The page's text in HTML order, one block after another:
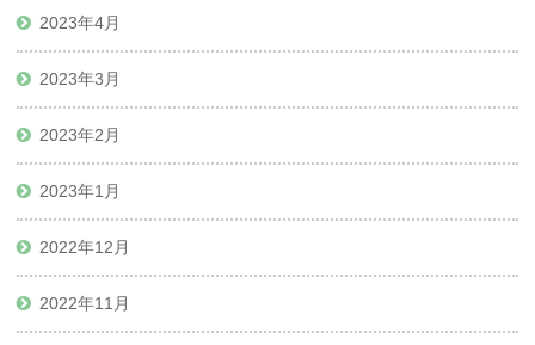
2023年4月
2023年3月
2023年2月
2023年1月
2022年12月
2022年11月